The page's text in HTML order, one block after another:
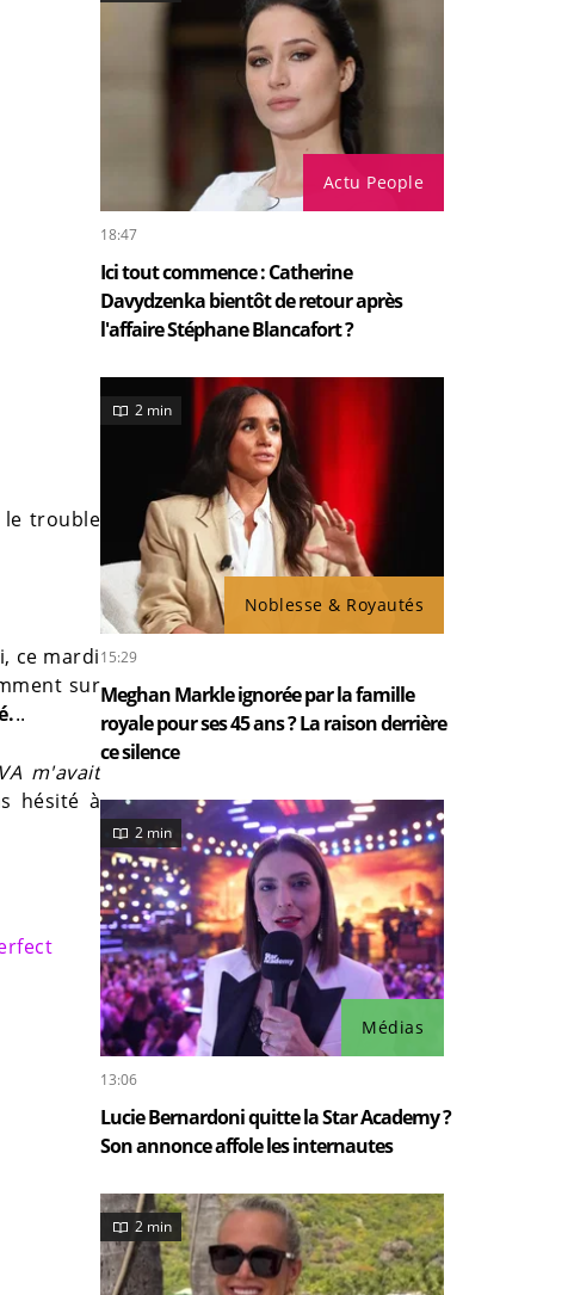
le trouble
ce mardi
sur
..
m'avait
hésité à
Actu People
18:47
Ici tout commence : Catherine
Davydzenka bientôt de retour après
l'affaire Stéphane Blancafort ?
Noblesse & Royautés
2 min
15:29
Meghan Markle ignorée par la famille
royale pour ses 45 ans ? La raison derrière
ce silence
Médias
2 min
13:06
Lucie Bernardoni quitte la Star Academy ?
Son annonce affole les internautes
2 min